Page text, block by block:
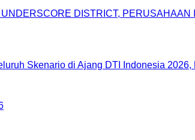
DISTRICT,
Skenario di Ajang DTI Indonesia